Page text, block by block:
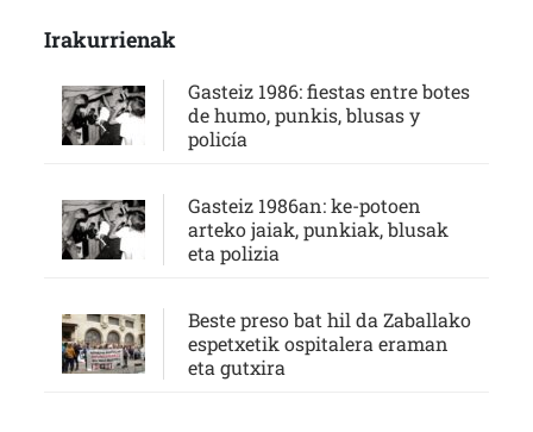
Irakurrienak
Gasteiz 1986: fiestas entre botes
de humo, punkis, blusas y
policía
Gasteiz 1986an: ke-potoen
arteko jaiak, punkiak, blusak
eta polizia
Beste preso bat hil da Zaballako
espetxetik ospitalera eraman
eta gutxira